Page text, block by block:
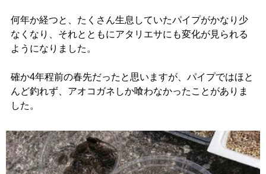
何年か経つと、たくさん生息していたパイプがかなり少
なくなり、それとともにアタリエサにも変化が見られる
ようになりました。
確か4年程前の春先だったと思いますが、パイプではほと
んど釣れず、アオコガネしか喰わなかったことがありま
した。